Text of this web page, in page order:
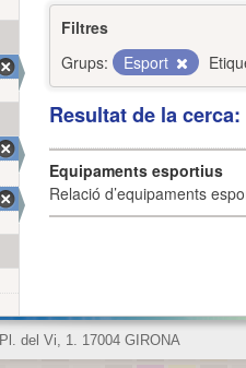
Filtres
Grups:
Esport
Resultat de la
Equipaments esportius
Relació d’equipaments
Pl. del Vi, 1. 17004 GIRONA